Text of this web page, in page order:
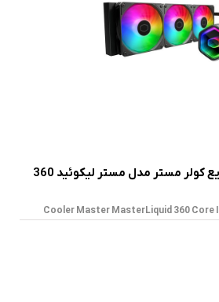
خنک کننده پردازنده مایع کولر مستر مدل مستر لیکوئید 360
Cooler Master MasterLiquid 360 Core